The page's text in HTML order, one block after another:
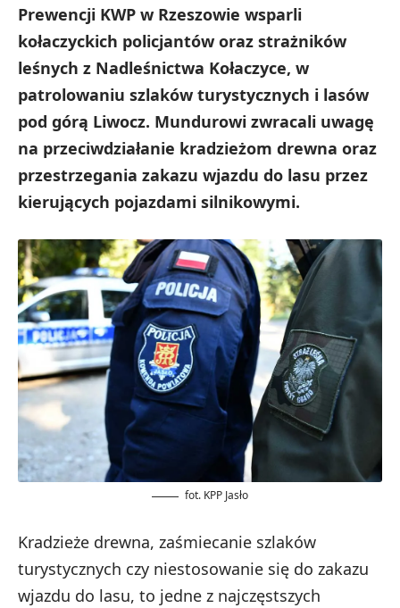
Prewencji KWP w Rzeszowie wsparli
kołaczyckich policjantów oraz strażników
leśnych z Nadleśnictwa Kołaczyce, w
patrolowaniu szlaków turystycznych i lasów
pod górą Liwocz. Mundurowi zwracali uwagę
na przeciwdziałanie kradzieżom drewna oraz
przestrzegania zakazu wjazdu do lasu przez
kierujących pojazdami silnikowymi.
fot. KPP Jasło
Kradzieże drewna, zaśmiecanie szlaków
turystycznych czy niestosowanie się do zakazu
wjazdu do lasu, to jedne z najczęstszych